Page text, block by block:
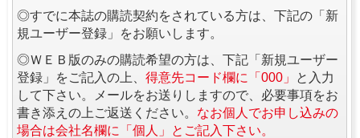
◎すでに本誌の購読契約をされている方は、下記の「新
規ユーザー登録」をお願いします。
◎ＷＥＢ版のみの購読希望の方は、下記「新規ユーザー
登録」をご記入の上、 得意先コード欄に「000」
と入力
して下さい。メールをお送りしますので、必要事項をお
書き添えの上ご返送ください。 なお個人でお申し込みの
場合は会社名欄に「個人」とご記入下さい。